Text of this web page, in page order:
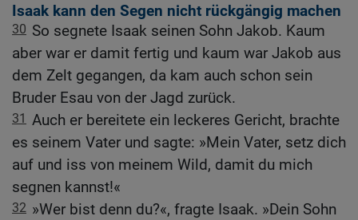
Isaak kann den Segen nicht rückgängig machen
30 So segnete Isaak seinen Sohn Jakob. Kaum
aber war er damit fertig und kaum war Jakob aus
dem Zelt gegangen, da kam auch schon sein
Bruder Esau von der Jagd zurück.
31 Auch er bereitete ein leckeres Gericht, brachte
es seinem Vater und sagte: »Mein Vater, setz dich
auf und iss von meinem Wild, damit du mich
segnen kannst!«
32 »Wer bist denn du?«, fragte Isaak. »Dein Sohn